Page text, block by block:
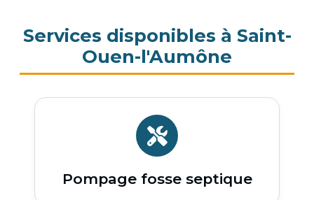
Services disponibles à Saint-
Ouen-l'Aumône
Pompage fosse septique